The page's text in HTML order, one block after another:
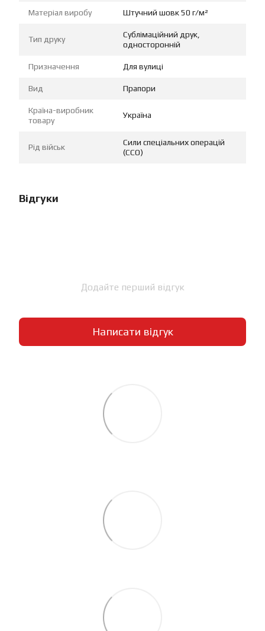
Матеріал виробу Штучний шовк 50 г/м²
Тип друку
Сублімаційний друк,
односторонній
Призначення Для вулиці
Вид Прапори
Країна-виробник
товару
Україна
Рід військ
Сили спеціальних операцій
(ССО)
Відгуки
Додайте перший відгук
Написати відгук